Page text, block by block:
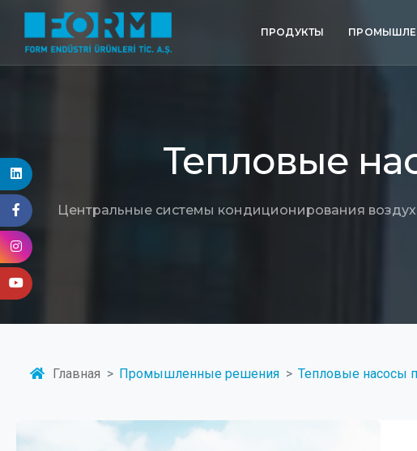
ПРОДУКТЫ
Тепловые
Центральные системы кондиционирования
Главная Промышленные решения Тепловые насосы